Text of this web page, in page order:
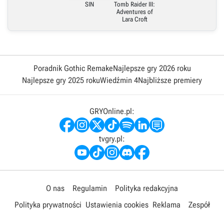
SIN
Tomb Raider III:
Adventures of
Lara Croft
Poradnik Gothic RemakeNajlepsze gry 2026 roku
Najlepsze gry 2025 rokuWiedźmin 4Najbliższe premiery
GRYOnline.pl:
tvgry.pl:
O nas Regulamin
Polityka redakcyjna
Polityka prywatności Ustawienia cookies Reklama Zespół